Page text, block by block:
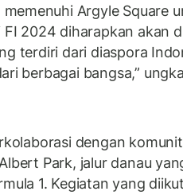
Argyle Square
2024 diharapkan akan
terdiri dari diaspora
berbagai bangsa,”
dengan
Park, jalur danau
1. Kegiatan yang